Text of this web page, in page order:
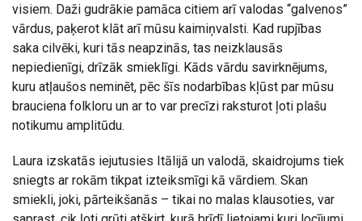
visiem. Daži gudrākie pamāca citiem arī valodas “galvenos”
vārdus, paķerot klāt arī mūsu kaimiņvalsti. Kad rupjības
saka cilvēki, kuri tās neapzinās, tas neizklausās
nepiedienīgi, drīzāk smieklīgi. Kāds vārdu savirknējums,
kuru atļaušos neminēt, pēc šīs nodarbības kļūst par mūsu
brauciena folkloru un ar to var precīzi raksturot ļoti plašu
notikumu amplitūdu.
Laura izskatās iejutusies Itālijā un valodā, skaidrojums tiek
sniegts ar rokām tikpat izteiksmīgi kā vārdiem. Skan
smiekli, joki, pārteikšanās – tikai no malas klausoties, var